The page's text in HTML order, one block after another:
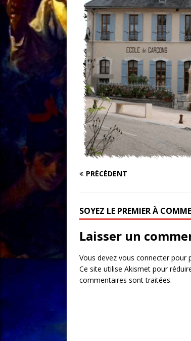
PRÉCÉDENT
SOYEZ LE PREMIER À
Laisser un
Vous devez vous connecterpour
Ce site utilise Akismet pour
commentaires sont traitées.